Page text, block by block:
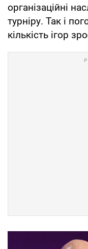
організаційні
турніру. Так і
кількість ігор